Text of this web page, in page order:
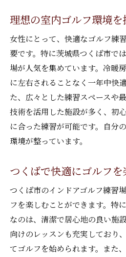
理想の室内ゴルフ環境を
女性にとって、快適なゴルフ練
要です。特に茨城県つくば市で
場が人気を集めています。冷暖
に左右されることなく一年中快
た、広々とした練習スペースや
技術を活用した施設が多く、初
に合った練習が可能です。自分
環境が整っています。
つくばで快適にゴルフを
つくば市のインドアゴルフ練習
フを楽しむことができます。特
なのは、清潔で居心地の良い施
向けのレッスンも充実しており
てゴルフを始められます。また